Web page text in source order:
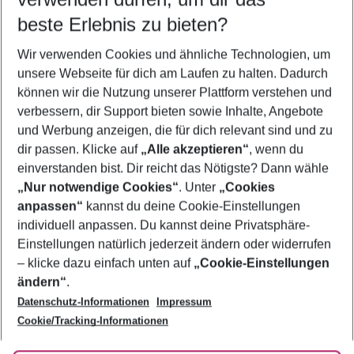
5-8 Nächte
2 Erwachsene Keine Kinder
Mehr Filter anzeigen
Footer
Footer navigation
Über uns
AGB
Bestpreisgarantie
Cookie-Einstellungen ändern
Cookie-Richtlinie
Agenturbetreuung
Barrierefreies Reisen
Folge uns
beste Erlebnis zu bieten?
Wir verwenden Cookies und ähnliche Technologien, um
unsere Webseite für dich am Laufen zu halten. Dadurch
können wir die Nutzung unserer Plattform verstehen und
verbessern, dir Support bieten sowie Inhalte, Angebote
und Werbung anzeigen, die für dich relevant sind und zu
dir passen. Klicke auf „Alle akzeptieren“, wenn du
einverstanden bist. Dir reicht das Nötigste? Dann wähle
„Nur notwendige Cookies“. Unter „Cookies
anpassen“ kannst du deine Cookie-Einstellungen
individuell anpassen. Du kannst deine Privatsphäre-
Einstellungen natürlich jederzeit ändern oder widerrufen
– klicke dazu einfach unten auf „Cookie-Einstellungen
ändern“.
Datenschutz-Informationen
Impressum
Cookie/Tracking-Informationen